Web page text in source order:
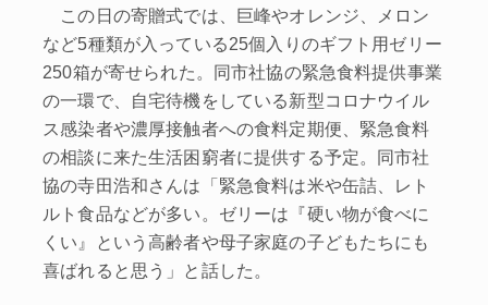
この日の寄贈式では、巨峰やオレンジ、メロン
など5種類が入っている25個入りのギフト用ゼリー
250箱が寄せられた。同市社協の緊急食料提供事業
の一環で、自宅待機をしている新型コロナウイル
ス感染者や濃厚接触者への食料定期便、緊急食料
の相談に来た生活困窮者に提供する予定。同市社
協の寺田浩和さんは「緊急食料は米や缶詰、レト
ルト食品などが多い。ゼリーは『硬い物が食べに
くい』という高齢者や母子家庭の子どもたちにも
喜ばれると思う」と話した。